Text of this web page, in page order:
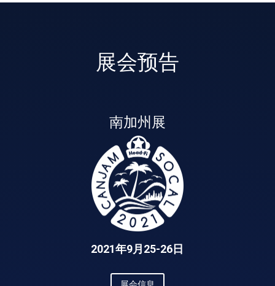
展会预告
南加州展
2021年9月25-26日
展会信息